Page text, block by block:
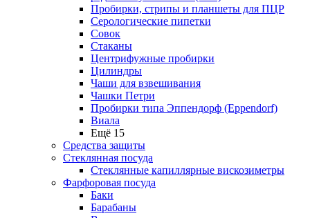
Пробирки, стрипы и планшеты для ПЦР
Серологические пипетки
Совок
Стаканы
Центрифужные пробирки
Цилиндры
Чаши для взвешивания
Чашки Петри
Пробирки типа Эппендорф (Eppendorf)
Виала
Ещё 15
Средства защиты
Стеклянная посуда
Стеклянные капиллярные вискозиметры
Фарфоровая посуда
Баки
Барабаны